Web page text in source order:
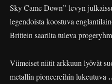
Sky Came Down”-levyn
legendoista koostuva
Brittein saarilta tuleva
Viimeiset niitit arkkuun lyövät
metallin pioneereihin lukeutuva